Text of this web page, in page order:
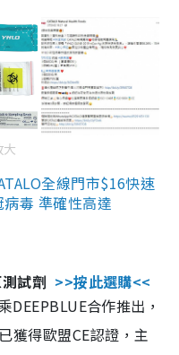
全線門市$16快速
毒 準確性高達
試劑 >>按此選購<<
合作推出，
獲得歐盟CE認證，主